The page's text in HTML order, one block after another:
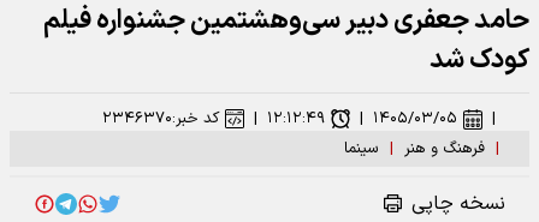
حامد جعفری دبیر سی‌وهشتمین جشنواره فیلم‌
کودک شد
| فرهنگ و هنر | سینما
| ۱۴۰۵/۰۳/۰۵ | ۱۲:۱۲:۴۹ | کد خبر:۲۳۴۶۳۷۰
نسخه چاپی